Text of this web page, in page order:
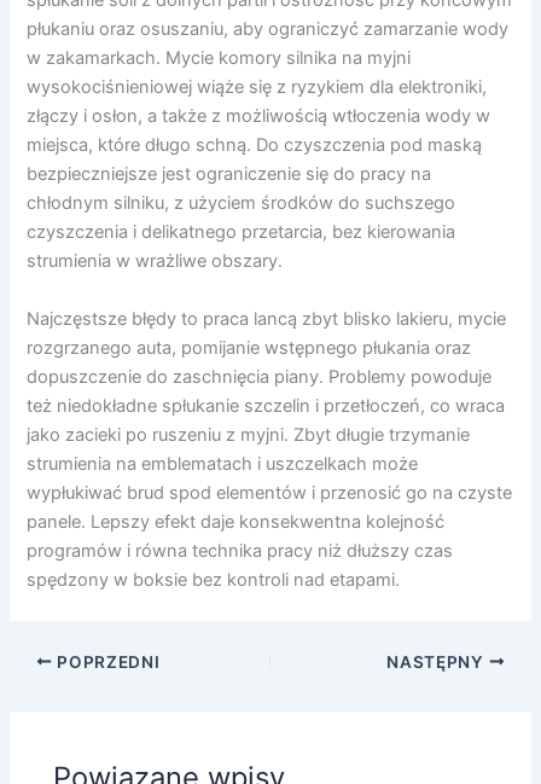
płukaniu oraz osuszaniu, aby ograniczyć zamarzanie wody
w zakamarkach. Mycie komory silnika na myjni
wysokociśnieniowej wiąże się z ryzykiem dla elektroniki,
złączy i osłon, a także z możliwością wtłoczenia wody w
miejsca, które długo schną. Do czyszczenia pod maską
bezpieczniejsze jest ograniczenie się do pracy na
chłodnym silniku, z użyciem środków do suchszego
czyszczenia i delikatnego przetarcia, bez kierowania
strumienia w wrażliwe obszary.
Najczęstsze błędy to praca lancą zbyt blisko lakieru, mycie
rozgrzanego auta, pomijanie wstępnego płukania oraz
dopuszczenie do zaschnięcia piany. Problemy powoduje
też niedokładne spłukanie szczelin i przetłoczeń, co wraca
jako zacieki po ruszeniu z myjni. Zbyt długie trzymanie
strumienia na emblematach i uszczelkach może
wypłukiwać brud spod elementów i przenosić go na czyste
panele. Lepszy efekt daje konsekwentna kolejność
programów i równa technika pracy niż dłuższy czas
spędzony w boksie bez kontroli nad etapami.
POPRZEDNI NASTĘPNY